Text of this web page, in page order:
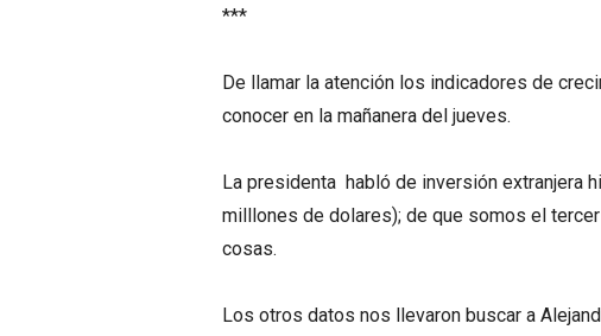
***
De llamar la atención los indicadores de
conocer en la mañanera del jueves.
La presidenta habló de inversión extranjera
milllones de dolares); de que somos el
cosas.
Los otros datos nos llevaron buscar a